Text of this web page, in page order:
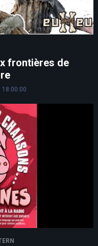
frontières de
18:00:00